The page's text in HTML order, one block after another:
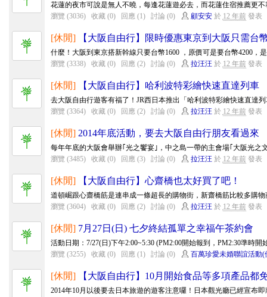
花蓮的夜市可說是無人不曉，每逢花蓮遊必去，而花蓮住宿推薦更
瀏覽 (3036)
收藏 (0) 回應 (1) 討論 (0) 顧安安於 12 年前發表
[休閒] 【大阪自由行】限時優惠東京到大阪只需台
什麼！大阪到東京搭新幹線只要台幣1600 ，原價可是要台幣4200，
瀏覽 (3338)
收藏 (0) 回應 (2) 討論 (0) 拉汪汪 於 12 年前發表
[休閒] 【大阪自由行】哈利波特彩繪快速直達列車
去大阪自由行遊客有福了！JR西日本推出「哈利波特彩繪快速直達
瀏覽 (3364)
收藏 (0) 回應 (2) 討論 (0) 拉汪汪 於 12 年前發表
[休閒] 2014年底活動，要去大阪自由行朋友看過來
每年年底的大阪會舉辦｢光之饗宴｣，中之島一帶的主會場｢大阪光之
瀏覽 (3485)
收藏 (0) 回應 (3) 討論 (0) 拉汪汪 於 12 年前發表
[休閒] 【大阪自由行】心齋橋也太好買了吧！
道頓崛跟心齋橋筋是連串成一條超長的購物街，新齋橋筋比較多購
瀏覽 (3604)
收藏 (0) 回應 (2) 討論 (0) 拉汪汪 於 12 年前發表
[休閒] 7月27日(日) 七夕終結孤單之幸福午茶約會
活動日期：7/27(日)下午2:00~5:30 (PM2:00開始報到，PM2:30準時開
瀏覽 (3255)
收藏 (0) 回應 (1) 討論 (0) 百萬珍愛未婚聯誼活動(
[休閒] 【大阪自由行】10月開始食品等多項產品都
2014年10月以後要去日本旅遊的遊客注意囉！日本觀光廳已經宣布